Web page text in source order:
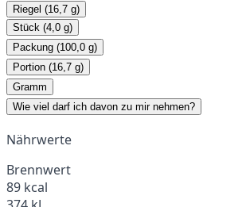
Riegel (16,7 g)
Stück (4,0 g)
Packung (100,0 g)
Portion (16,7 g)
Gramm
Wie viel darf ich davon zu mir nehmen?
Nährwerte
Brennwert
89 kcal